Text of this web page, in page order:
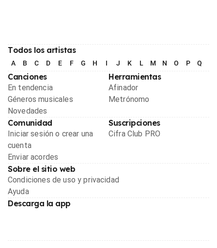
Todos los artistas
A B C D E F G H I J K L M N O P Q
Canciones
En tendencia
Géneros musicales
Novedades
Herramientas
Afinador
Metrónomo
Comunidad
Iniciar sesión o crear una
cuenta
Enviar acordes
Suscripciones
Cifra Club PRO
Sobre el sitio web
Condiciones de uso y privacidad
Ayuda
Descarga la app